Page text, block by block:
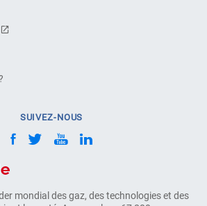
mondial des gaz, des technologies et des
SUIVEZ-NOUS